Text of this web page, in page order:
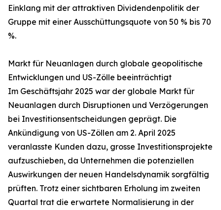
Einklang mit der attraktiven Dividendenpolitik der
Gruppe mit einer Ausschüttungsquote von 50 % bis 70
%.
Markt für Neuanlagen durch globale geopolitische
Entwicklungen und US-Zölle beeinträchtigt
Im Geschäftsjahr 2025 war der globale Markt für
Neuanlagen durch Disruptionen und Verzögerungen
bei Investitionsentscheidungen geprägt. Die
Ankündigung von US-Zöllen am 2. April 2025
veranlasste Kunden dazu, grosse Investitionsprojekte
aufzuschieben, da Unternehmen die potenziellen
Auswirkungen der neuen Handelsdynamik sorgfältig
prüften. Trotz einer sichtbaren Erholung im zweiten
Quartal trat die erwartete Normalisierung in der